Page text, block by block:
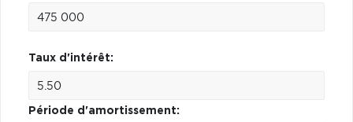
Taux d'intérêt:
Période d'amortissement: